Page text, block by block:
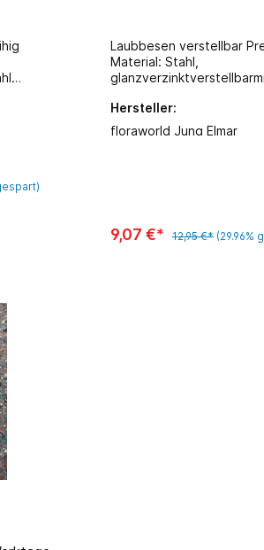
Laubbesen verstellbar
Material: Stahl,
FederstahlzinkenDülle für
mmBreite: 350 bis 460
Hersteller:
floraworld Jung Elmar
9,07 €* 12,95 €* (29.96%